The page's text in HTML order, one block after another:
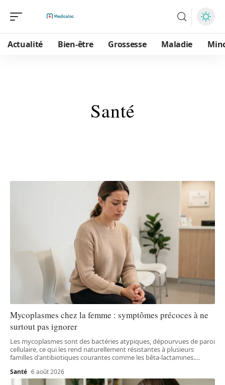
Actualité Bien-être Grossesse Maladie
Santé
Mycoplasmes chez la femme : symptômes précoces à ne
surtout pas ignorer
Les mycoplasmes sont des bactéries atypiques, dépourvues de paroi
cellulaire, ce qui les rend naturellement résistantes à plusieurs
familles d'antibiotiques courantes comme les bêta-lactamines.…
Santé 6 août 2026